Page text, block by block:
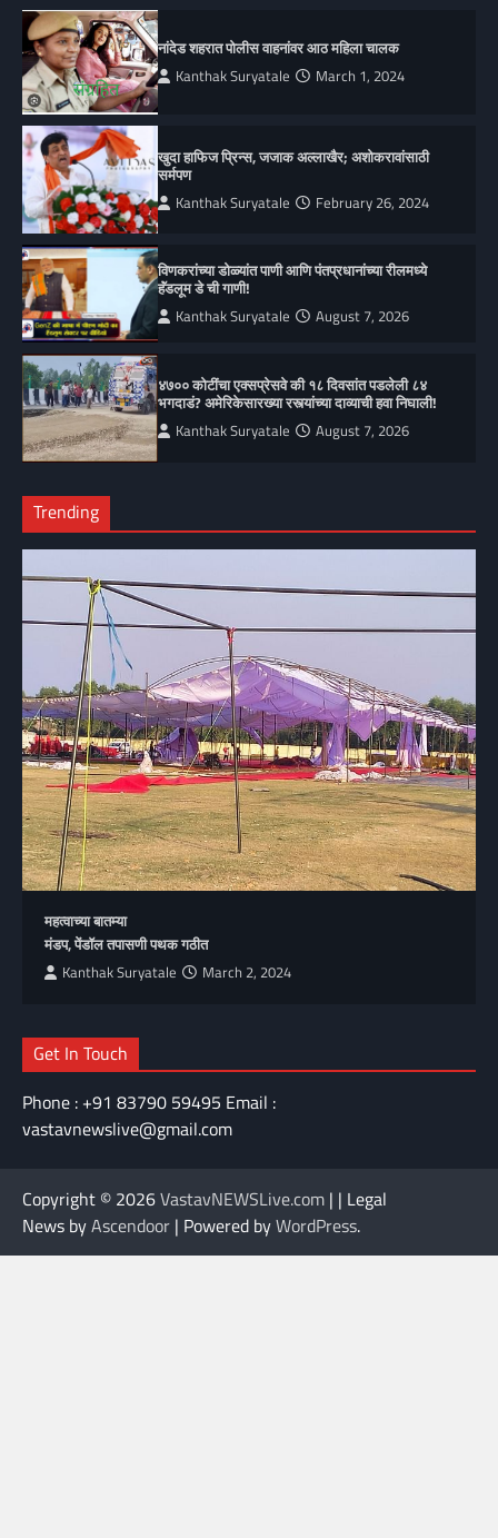
नांदेड शहरात पोलीस वाहनांवर आठ महिला चालक
Kanthak Suryatale March 1, 2024
खुदा हाफिज प्रिन्स, जजाक अल्लाखैर; अशोकरावांसाठी
सर्मपण
Kanthak Suryatale February 26, 2024
विणकरांच्या डोळ्यांत पाणी आणि पंतप्रधानांच्या रीलमध्ये
हॅंडलूम डे ची गाणी!
Kanthak Suryatale August 7, 2026
४७०० कोटींचा एक्सप्रेसवे की १८ दिवसांत पडलेली ८४
भगदाडं? अमेरिकेसारख्या रस्त्यांच्या दाव्याची हवा निघाली!
Kanthak Suryatale August 7, 2026
Trending
महत्वाच्या बातम्या
मंडप, पेंडॉल तपासणी पथक गठीत
Kanthak Suryatale March 2, 2024
Get In Touch
Phone : +91 83790 59495 Email :
vastavnewslive@gmail.com
Copyright © 2026VastavNEWSLive.com | | Legal
News byAscendoor | Powered byWordPress.